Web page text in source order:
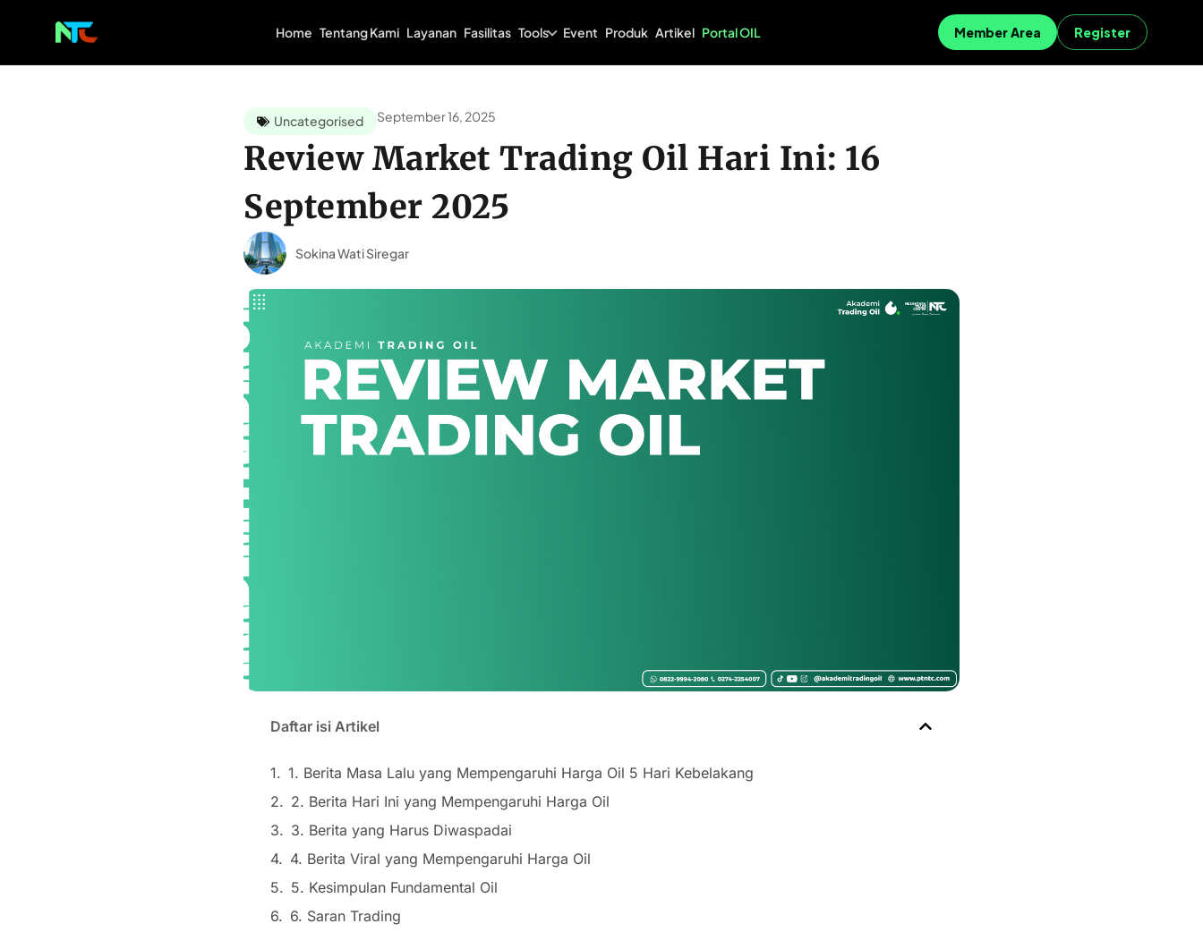
Home Tentang Kami Layanan Fasilitas Tools Event Produk Artikel Portal OIL Member Area Register
Uncategorised September 16, 2025
Review Market Trading Oil Hari Ini: 16
September 2025
Sokina Wati Siregar
Daftar isi Artikel
1. Berita Masa Lalu yang Mempengaruhi Harga Oil 5 Hari Kebelakang
2. Berita Hari Ini yang Mempengaruhi Harga Oil
3. Berita yang Harus Diwaspadai
4. Berita Viral yang Mempengaruhi Harga Oil
5. Kesimpulan Fundamental Oil
6. Saran Trading